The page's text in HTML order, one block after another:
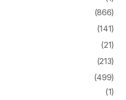
(866)
(141)
(21)
(213)
(499)
(1)